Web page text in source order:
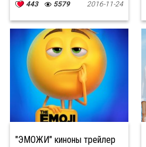
443 5579 2016-11-24
"ЭМОЖИ" киноны трейлер